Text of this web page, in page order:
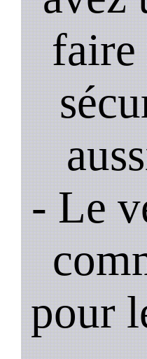
faire
- Le
pour